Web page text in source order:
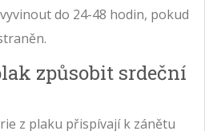
do 24-48 hodin, pokud
způsobit srdeční
z plaku přispívají k zánětu